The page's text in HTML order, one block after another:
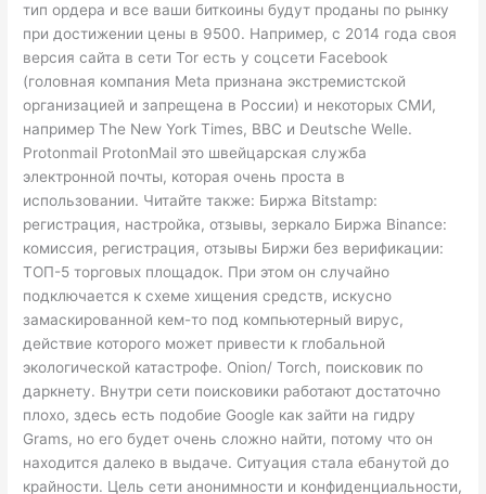
тип ордера и все ваши биткоины будут проданы по рынку
при достижении цены в 9500. Например, с 2014 года своя
версия сайта в сети Tor есть у соцсети Facebook
(головная компания Meta признана экстремистской
организацией и запрещена в России) и некоторых СМИ,
например The New York Times, BBC и Deutsche Welle.
Protonmail ProtonMail это швейцарская служба
электронной почты, которая очень проста в
использовании. Читайте также: Биржа Bitstamp:
регистрация, настройка, отзывы, зеркало Биржа Binance:
комиссия, регистрация, отзывы Биржи без верификации:
ТОП-5 торговых площадок. При этом он случайно
подключается к схеме хищения средств, искусно
замаскированной кем-то под компьютерный вирус,
действие которого может привести к глобальной
экологической катастрофе. Onion/ Torch, поисковик по
даркнету. Внутри сети поисковики работают достаточно
плохо, здесь есть подобие Google как зайти на гидру
Grams, но его будет очень сложно найти, потому что он
находится далеко в выдаче. Ситуация стала ебанутой до
крайности. Цель сети анонимности и конфиденциальности,